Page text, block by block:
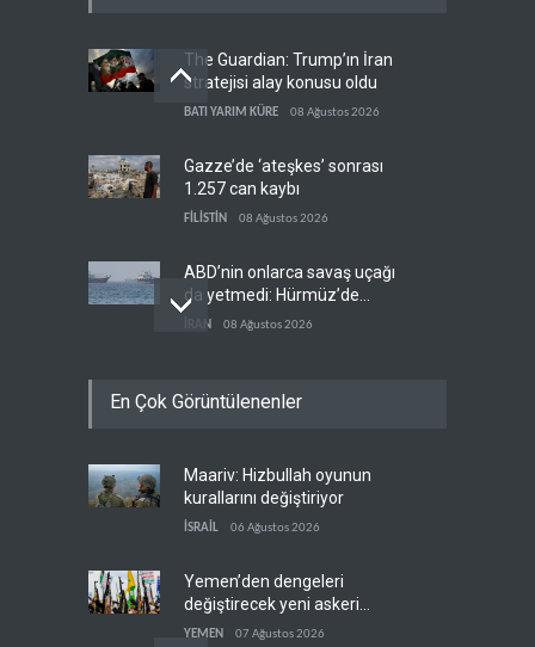
The Guardian: Trump’ın İran
stratejisi alay konusu oldu
BATI YARIM KÜRE 08 Ağustos 2026
Gazze’de ‘ateşkes’ sonrası
1.257 can kaybı
FİLİSTİN 08 Ağustos 2026
ABD’nin onlarca savaş uçağı
da yetmedi: Hürmüz’de
gemi vuruldu
İRAN 08 Ağustos 2026
'Arap projesi' uyarısı
Mossad’ın İran'a karşı Kürt
planı neden çöktü?
En Çok Görüntülenenler
Maariv: Hizbullah oyunun
kurallarını değiştiriyor
İSRAİL 06 Ağustos 2026
Yemen’den dengeleri
değiştirecek yeni askeri
denklem
YEMEN 07 Ağustos 2026